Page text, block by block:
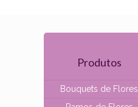
Produtos
Bouquets de Flores